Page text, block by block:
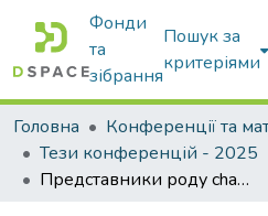
Фонди
та
зібрання
Пошук за
критеріями
Головна
Тези конференцій - 2025
Представники роду chamaecyparis у колекції національного ботанічного саду імені М. М. Гришка